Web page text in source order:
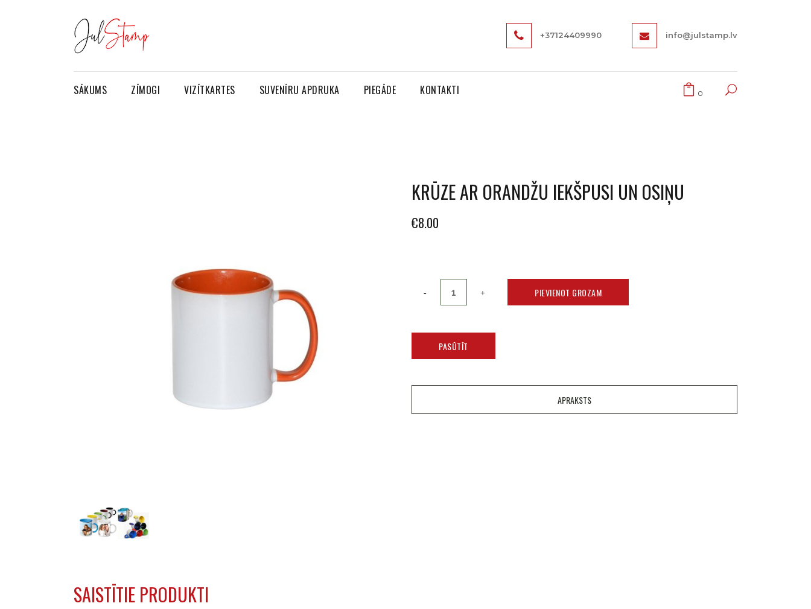
+37124409990 info@julstamp.lv
SĀKUMS ZĪMOGI VIZĪTKARTES SUVENĪRU APDRUKA PIEGĀDE KONTAKTI 0
KRŪZE AR ORANDŽU IEKŠPUSI UN OSIŅU
€8.00
PIEVIENOT GROZAM
PASŪTĪT
APRAKSTS
SAISTĪTIE PRODUKTI